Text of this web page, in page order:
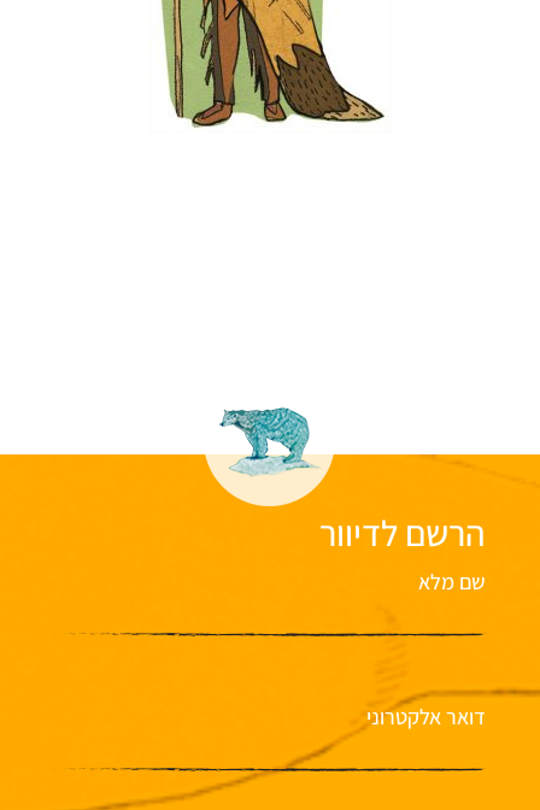
הרשם לדיוור
שם מלא
דואר אלקטרוני